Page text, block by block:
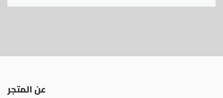
عن المتجر